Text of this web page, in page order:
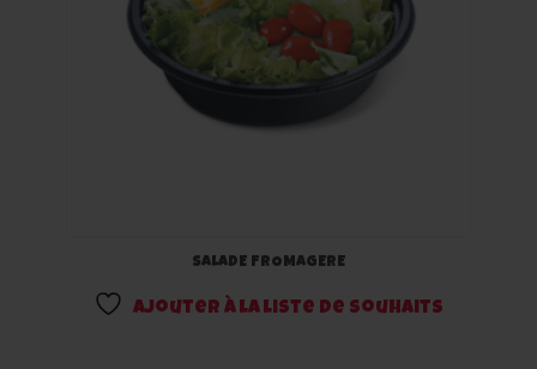
SALADE FROMAGERE
Ajouter à la liste de souhaits